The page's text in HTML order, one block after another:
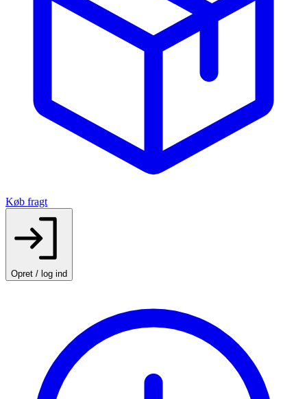
Køb fragt
Opret / log ind